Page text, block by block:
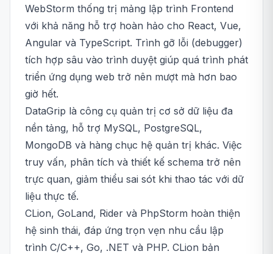
WebStorm thống trị mảng lập trình Frontend
với khả năng hỗ trợ hoàn hảo cho React, Vue,
Angular và TypeScript. Trình gỡ lỗi (debugger)
tích hợp sâu vào trình duyệt giúp quá trình phát
triển ứng dụng web trở nên mượt mà hơn bao
giờ hết.
DataGrip là công cụ quản trị cơ sở dữ liệu đa
nền tảng, hỗ trợ MySQL, PostgreSQL,
MongoDB và hàng chục hệ quản trị khác. Việc
truy vấn, phân tích và thiết kế schema trở nên
trực quan, giảm thiểu sai sót khi thao tác với dữ
liệu thực tế.
CLion, GoLand, Rider và PhpStorm hoàn thiện
hệ sinh thái, đáp ứng trọn vẹn nhu cầu lập
trình C/C++, Go, .NET và PHP. CLion bản